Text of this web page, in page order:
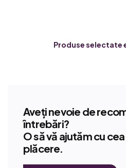
Produse selectate
Aveți nevoie de
întrebări?
O să vă ajutăm cu
plăcere.